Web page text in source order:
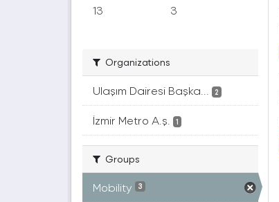
13 3
Organizations
Ulaşım Dairesi Başka... 2
İzmir Metro A.ş. 1
Groups
Mobility 3